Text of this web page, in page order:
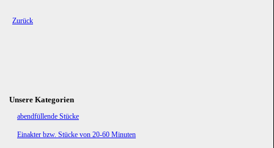
Zurück
Unsere Kategorien
Navigation
abendfüllende Stücke
Einakter bzw. Stücke von 20-60 Minuten